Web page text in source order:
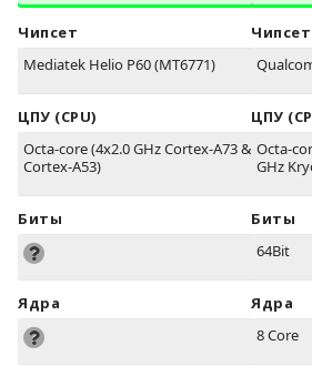
Чипсет
Mediatek Helio P60 (MT6771)
ЦПУ (CPU)
Octa-core (4x2.0 GHz Cortex-A73 & 4x2.0
Cortex-A53)
Биты
Ядра
Чипсет
ЦПУ
Octa-
GHz
Биты
64Bit
Ядра
8 Core